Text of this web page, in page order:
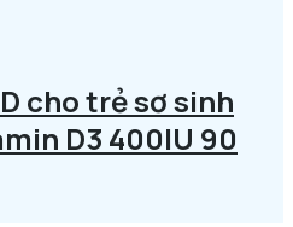
cho trẻ sơ sinh
D3 400IU 90